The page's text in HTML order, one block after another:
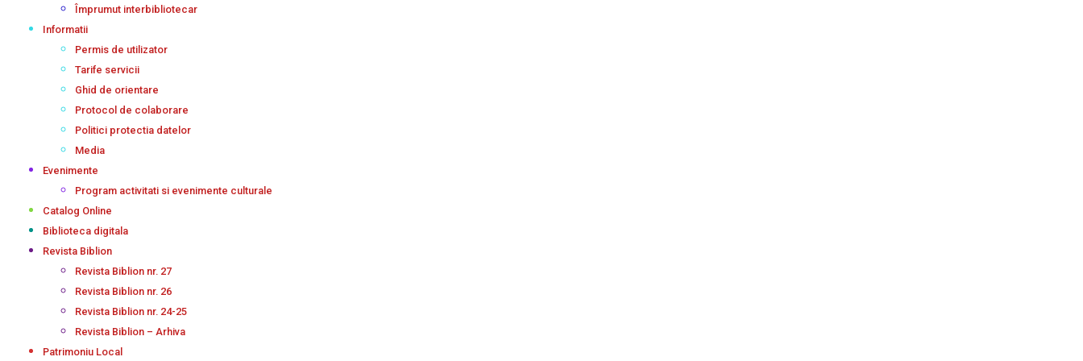
Împrumut interbibliotecar
Informatii
Permis de utilizator
Tarife servicii
Ghid de orientare
Protocol de colaborare
Politici protectia datelor
Media
Evenimente
Program activitati si evenimente culturale
Catalog Online
Biblioteca digitala
Revista Biblion
Revista Biblion nr. 27
Revista Biblion nr. 26
Revista Biblion nr. 24-25
Revista Biblion – Arhiva
Patrimoniu Local